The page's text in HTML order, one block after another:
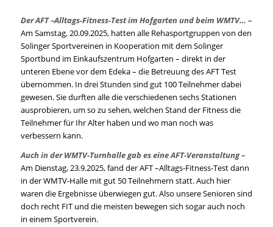
Der AFT –Alltags-Fitness-Test im Hofgarten und beim WMTV… –
Am Samstag, 20.09.2025, hatten alle Rehasportgruppen von den
Solinger Sportvereinen in Kooperation mit dem Solinger
Sportbund im Einkaufszentrum Hofgarten – direkt in der
unteren Ebene vor dem Edeka – die Betreuung des AFT Test
übernommen. In drei Stunden sind gut 100 Teilnehmer dabei
gewesen. Sie durften alle die verschiedenen sechs Stationen
ausprobieren, um so zu sehen, welchen Stand der Fitness die
Teilnehmer für Ihr Alter haben und wo man noch was
verbessern kann.
Auch in der WMTV-Turnhalle gab es eine AFT-Veranstaltung–
Am Dienstag, 23.9.2025, fand der AFT –Alltags-Fitness-Test dann
in der WMTV-Halle mit gut 50 Teilnehmern statt. Auch hier
waren die Ergebnisse überwiegen gut. Also unsere Senioren sind
doch recht FIT und die meisten bewegen sich sogar auch noch
in einem Sportverein.